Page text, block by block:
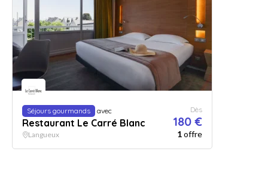
Séjours gourmands avec
Restaurant Le Carré Blanc
Dès
180 €
Langueux 1offre